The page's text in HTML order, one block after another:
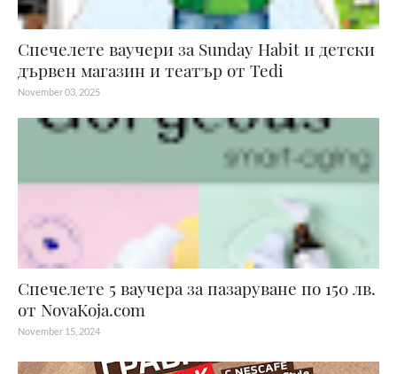
Спечелете ваучери за Sunday Habit и детски
дървен магазин и театър от Tedi
November 03, 2025
Спечелете 5 ваучера за пазаруване по 150 лв.
от NovaKoja.com
November 15, 2024